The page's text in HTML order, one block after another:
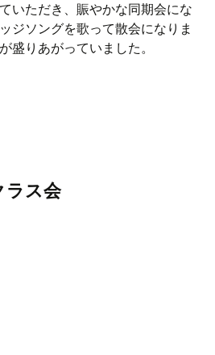
いただき、賑やかな同期会にな
ジソングを歌って散会になりま
盛りあがっていました。
ス会